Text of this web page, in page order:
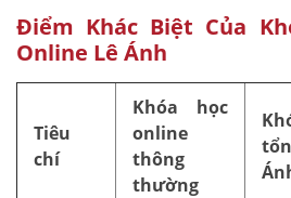
Điểm Khác Biệt Của
Online Lê Ánh
Tiêu
chí
Khóa học
online
thông
thường